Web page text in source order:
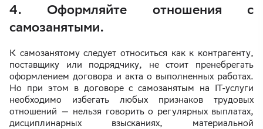
4. Оформляйте отношения с
самозанятыми.
К самозанятому следует относиться как к контрагенту,
поставщику или подрядчику, не стоит пренебрегать
оформлением договора и акта о выполненных работах.
Но при этом в договоре с самозанятым на IT-услуги
необходимо избегать любых признаков трудовых
отношений — нельзя говорить о регулярных выплатах,
дисциплинарных взысканиях, материальной